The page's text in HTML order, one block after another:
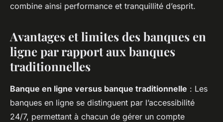
combine ainsi performance et tranquillité d’esprit.
Avantages et limites des banques en
ligne par rapport aux banques
traditionnelles
Banque en ligne versus banque traditionnelle : Les
banques en ligne se distinguent par l’accessibilité
24/7, permettant à chacun de gérer un compte